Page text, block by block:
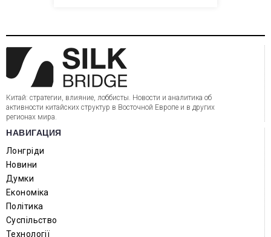
Китай: стратегии, влияние, лоббисты. Новости и аналитика об
активности китайских структур в Восточной Европе и в других
регионах мира.
НАВИГАЦИЯ
Лонгріди
Новини
Думки
Економіка
Політика
Суспільство
Технології